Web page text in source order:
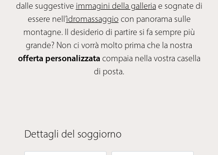
dalle suggestive immagini della galleria e sognate di
essere nell’idromassaggio con panorama sulle
montagne. Il desiderio di partire si fa sempre più
grande? Non ci vorrà molto prima che la nostra
offerta personalizzata compaia nella vostra casella
di posta.
Dettagli del soggiorno